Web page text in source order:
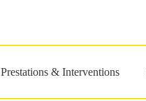
Prestations & Interventions